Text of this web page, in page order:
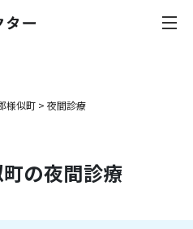
様似町 > 夜間診療
の夜間診療